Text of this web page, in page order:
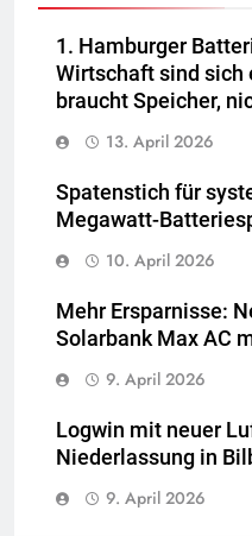
1. Hamburger
Wirtschaft sind sich
braucht Speicher,
13. April 2026
Spatenstich für
Megawatt-
10. April 2026
Mehr Ersparnisse:
Solarbank Max AC
9. April 2026
Logwin mit neuer
Niederlassung in
9. April 2026